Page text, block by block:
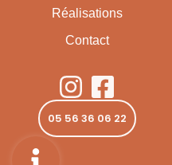
Réalisations
Contact
05 56 36 06 22